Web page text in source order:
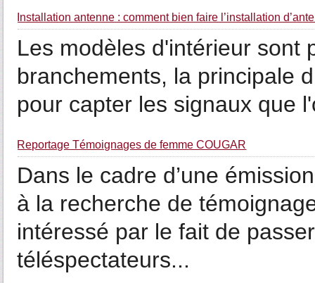
Installation antenne : comment bien faire l’installation
Les modèles d'intérieur sont
branchements, la principale
pour capter les signaux que
Reportage Témoignages de femme COUGAR
Dans le cadre d’une
à la recherche de
intéressé par le fait de
téléspectateurs...